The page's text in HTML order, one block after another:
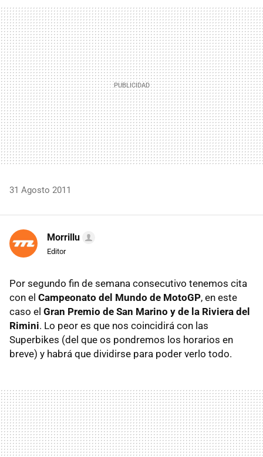
MAIL
31 Agosto 2011
Morrillu
Editor
Por segundo fin de semana consecutivo tenemos cita
con el Campeonato del Mundo de MotoGP, en este
caso el Gran Premio de San Marino y de la Riviera del
Rimini. Lo peor es que nos coincidirá con las
Superbikes (del que os pondremos los horarios en
breve) y habrá que dividirse para poder verlo todo.